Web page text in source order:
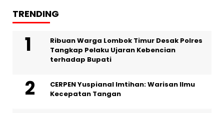
TRENDING
Ribuan Warga Lombok Timur Desak Polres
Tangkap Pelaku Ujaran Kebencian
terhadap Bupati
CERPEN Yuspianal Imtihan: Warisan Ilmu
Kecepatan Tangan